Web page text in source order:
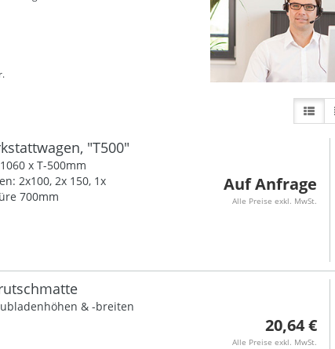
.
"T500"
x T-500mm
2x100, 2x 150, 1x
700mm
Auf Anfrage
Alle Preise exkl. MwSt.
& -breiten
20,64 €
Alle Preise exkl. MwSt.